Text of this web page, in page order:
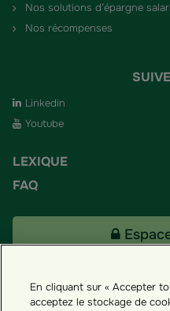
Nos solutions d’épargne
Nos récompenses
Linkedin
Youtube
LEXIQUE
FAQ
Tous
En cliquant sur « Accepter
acceptez le stockage de